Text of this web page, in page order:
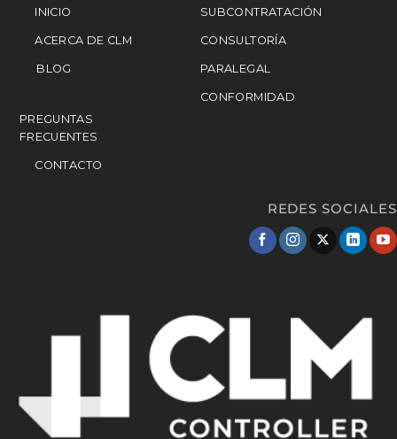
INICIO
ACERCA DE CLM
BLOG
PREGUNTAS
FRECUENTES
CONTACTO
SUBCONTRATACIÓN
CONSULTORÍA
PARALEGAL
CONFORMIDAD
REDES SOCIALES